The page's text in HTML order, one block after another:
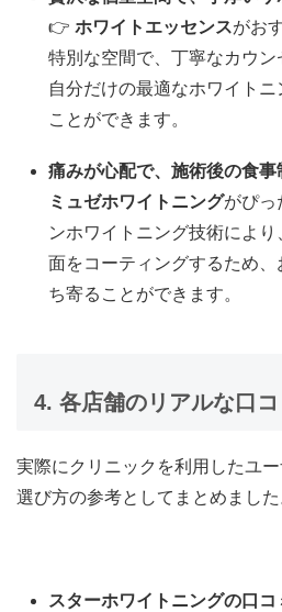
👉ホワイトエッセンスがお
特別な空間で、丁寧なカウン
自分だけの最適なホワイト
ことができます。
痛みが心配で、施術後の食事
ミュゼホワイトニングがぴっ
ンホワイトニング技術によ
面をコーティングするため
ち寄ることができます。
4. 各店舗のリアルな口
実際にクリニックを利用したユー
選び方の参考としてまとめました
スターホワイトニングの口コ